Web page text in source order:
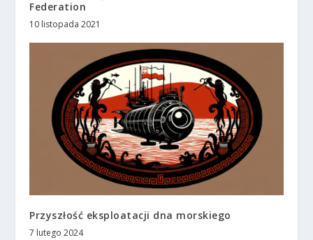
Federation
10 listopada 2021
Przyszłość eksploatacji dna morskiego
7 lutego 2024